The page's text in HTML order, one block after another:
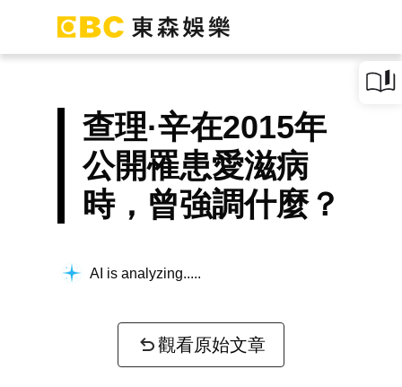
查理·辛在2015年
公開罹患愛滋病
時，曾強調什麼？
AI is analyzing...
觀看原始文章